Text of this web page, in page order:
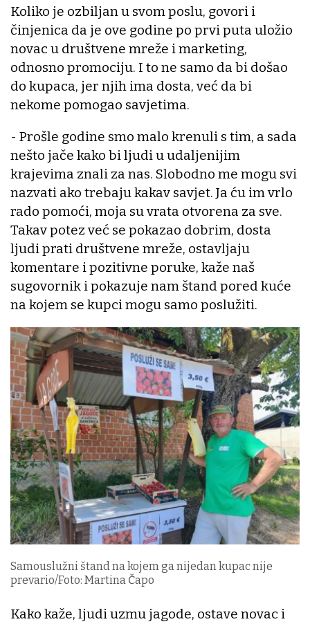
Koliko je ozbiljan u svom poslu, govori i
činjenica da je ove godine po prvi puta uložio
novac u društvene mreže i marketing,
odnosno promociju. I to ne samo da bi došao
do kupaca, jer njih ima dosta, već da bi
nekome pomogao savjetima.
- Prošle godine smo malo krenuli s tim, a sada
nešto jače kako bi ljudi u udaljenijim
krajevima znali za nas. Slobodno me mogu svi
nazvati ako trebaju kakav savjet. Ja ću im vrlo
rado pomoći, moja su vrata otvorena za sve.
Takav potez već se pokazao dobrim, dosta
ljudi prati društvene mreže, ostavljaju
komentare i pozitivne poruke, kaže naš
sugovornik i pokazuje nam štand pored kuće
na kojem se kupci mogu samo poslužiti.
Samouslužni štand na kojem ga nijedan kupac nije
prevario/Foto: Martina Čapo
Kako kaže, ljudi uzmu jagode, ostave novac i